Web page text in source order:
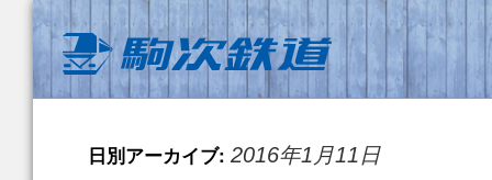
日別アーカイブ: 2016年1月11日